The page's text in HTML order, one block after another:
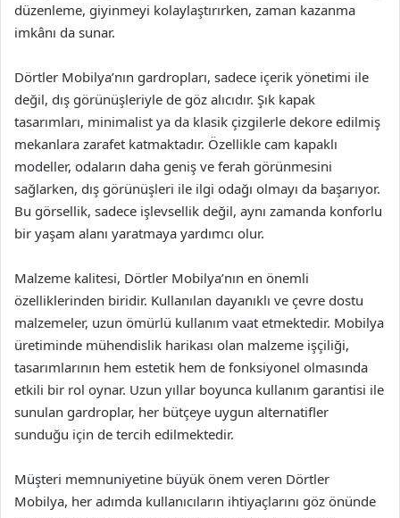
düzenleme, giyinmeyi kolaylaştırırken, zaman kazanma
imkânı da sunar.
Dörtler Mobilya’nın gardropları, sadece içerik yönetimi ile
değil, dış görünüşleriyle de göz alıcıdır. Şık kapak
tasarımları, minimalist ya da klasik çizgilerle dekore edilmiş
mekanlara zarafet katmaktadır. Özellikle cam kapaklı
modeller, odaların daha geniş ve ferah görünmesini
sağlarken, dış görünüşleri ile ilgi odağı olmayı da başarıyor.
Bu görsellik, sadece işlevsellik değil, aynı zamanda konforlu
bir yaşam alanı yaratmaya yardımcı olur.
Malzeme kalitesi, Dörtler Mobilya’nın en önemli
özelliklerinden biridir. Kullanılan dayanıklı ve çevre dostu
malzemeler, uzun ömürlü kullanım vaat etmektedir. Mobilya
üretiminde mühendislik harikası olan malzeme işçiliği,
tasarımlarının hem estetik hem de fonksiyonel olmasında
etkili bir rol oynar. Uzun yıllar boyunca kullanım garantisi ile
sunulan gardroplar, her bütçeye uygun alternatifler
sunduğu için de tercih edilmektedir.
Müşteri memnuniyetine büyük önem veren Dörtler
Mobilya, her adımda kullanıcıların ihtiyaçlarını göz önünde